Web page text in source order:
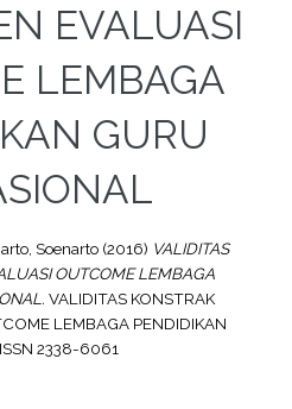
EVALUASI
LEMBAGA
GURU
Soenarto(2016) VALIDITAS
OUTCOME LEMBAGA
VALIDITAS KONSTRAK
LEMBAGA PENDIDIKAN
2338-6061